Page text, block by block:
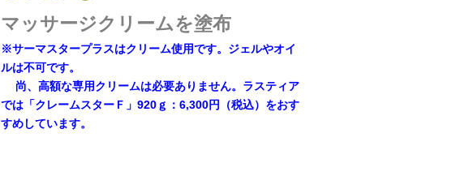
マッサージクリームを塗布
※サーマスタープラスはクリーム使用です。ジェルやオイ
ルは不可です。
尚、高額な専用クリームは必要ありません。ラスティア
では「クレームスターＦ」920ｇ：6,300円（税込）をおす
すめしています。